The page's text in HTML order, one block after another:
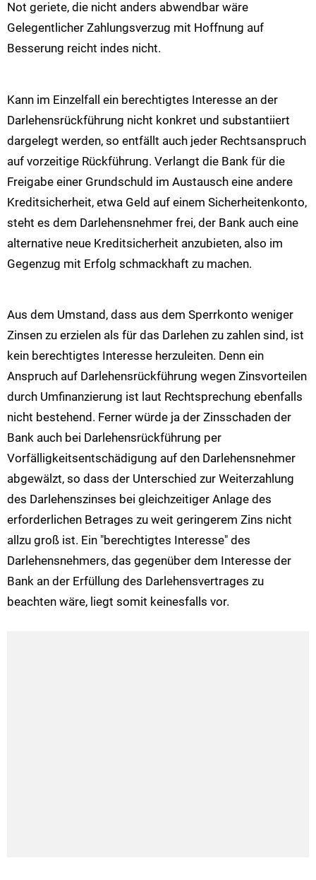
Not geriete, die nicht anders abwendbar wäre
Gelegentlicher Zahlungsverzug mit Hoffnung auf
Besserung reicht indes nicht.
Kann im Einzelfall ein berechtigtes Interesse an der
Darlehensrückführung nicht konkret und substantiiert
dargelegt werden, so entfällt auch jeder Rechtsanspruch
auf vorzeitige Rückführung. Verlangt die Bank für die
Freigabe einer Grundschuld im Austausch eine andere
Kreditsicherheit, etwa Geld auf einem Sicherheitenkonto,
steht es dem Darlehensnehmer frei, der Bank auch eine
alternative neue Kreditsicherheit anzubieten, also im
Gegenzug mit Erfolg schmackhaft zu machen.
Aus dem Umstand, dass aus dem Sperrkonto weniger
Zinsen zu erzielen als für das Darlehen zu zahlen sind, ist
kein berechtigtes Interesse herzuleiten. Denn ein
Anspruch auf Darlehensrückführung wegen Zinsvorteilen
durch Umfinanzierung ist laut Rechtsprechung ebenfalls
nicht bestehend. Ferner würde ja der Zinsschaden der
Bank auch bei Darlehensrückführung per
Vorfälligkeitsentschädigung auf den Darlehensnehmer
abgewälzt, so dass der Unterschied zur Weiterzahlung
des Darlehenszinses bei gleichzeitiger Anlage des
erforderlichen Betrages zu weit geringerem Zins nicht
allzu groß ist. Ein "berechtigtes Interesse" des
Darlehensnehmers, das gegenüber dem Interesse der
Bank an der Erfüllung des Darlehensvertrages zu
beachten wäre, liegt somit keinesfalls vor.